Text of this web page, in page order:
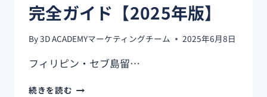
へ
の
旅
拠
完全ガイド【2025年版】
By3D ACADEMYマーケティングチーム 2025年6月8日
フィリピン・セブ島留…
続きを読む